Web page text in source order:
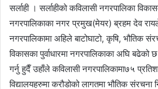
सर्लाही । सर्लाहीको कविलासी नगरपालिका
नगरपालिकाका नगर प्रमुख(मेयर) ब्रहम देव
नगरपालिकामा अहिले बाटोघाटो, कृषि, भौतिक
विकासका पुर्वाधारमा नगरपालिकाका अघि
गर्नु हुदैँ उहाँले कविलासी नगरपालिकामा७५
विद्यालयहरुमा करौडोको लागतमा भौतिक